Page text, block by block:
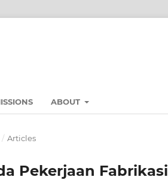
ABOUT
/ Articles
Pekerjaan Fabrikasi